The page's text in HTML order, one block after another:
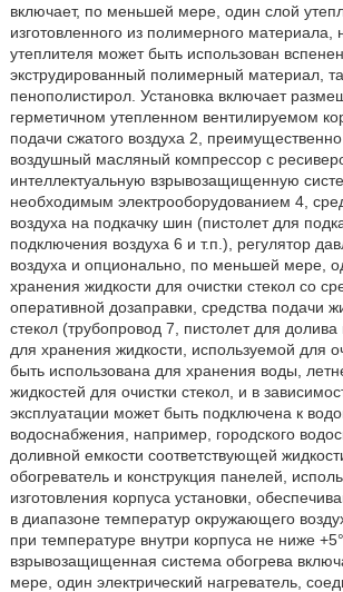
включает, по меньшей мере, один слой
изготовленного из полимерного материала,
утеплителя может быть использован
экструдированный полимерный материал,
пенополистирол. Установка включает
герметичном утепленном вентилируемом
подачи сжатого воздуха 2,
воздушный масляный компрессор с
интеллектуальную взрывозащищенную
необходимым электрооборудованием 4,
воздуха на подкачку шин (пистолет для
подключения воздуха 6 и т.п.), регулятор
воздуха и опционально, по меньшей мере,
хранения жидкости для очистки стекол со
оперативной дозаправки, средства подачи
стекол (трубопровод 7, пистолет для
для хранения жидкости, используемой для
быть использована для хранения воды,
жидкостей для очистки стекол, и в
эксплуатации может быть подключена к
водоснабжения, например, городского
доливной емкости соответствующей
обогреватель и конструкция панелей,
изготовления корпуса установки,
в диапазоне температур окружающего
при температуре внутри корпуса не ниже
взрывозащищенная система обогрева
мере, один электрический нагреватель,